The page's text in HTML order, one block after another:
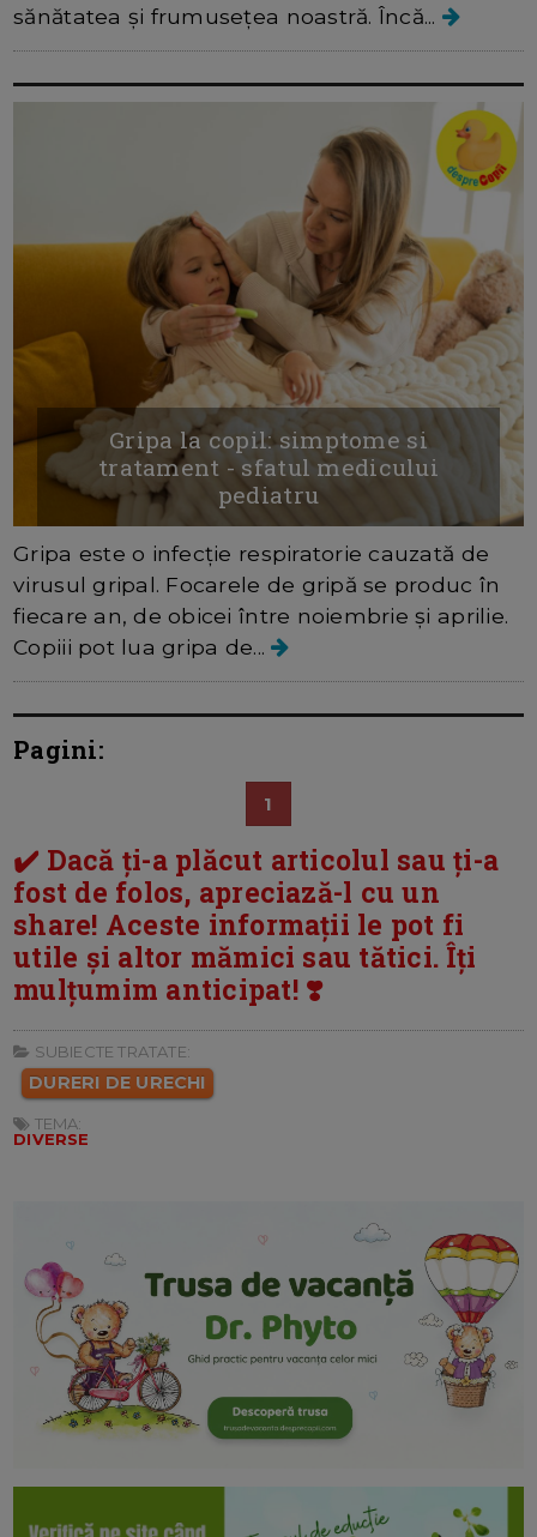
sănătatea și frumusețea noastră. Încă...
Gripa la copil: simptome si
tratament - sfatul medicului
pediatru
Gripa este o infecție respiratorie cauzată de
virusul gripal. Focarele de gripă se produc în
fiecare an, de obicei între noiembrie și aprilie.
Copiii pot lua gripa de...
Pagini:
1
✔️ Dacă ți-a plăcut articolul sau ți-a
fost de folos, apreciază-l cu un
share! Aceste informații le pot fi
utile și altor mămici sau tătici. Îți
mulțumim anticipat! ❣️
SUBIECTE TRATATE:
DURERI DE URECHI
TEMA:
DIVERSE